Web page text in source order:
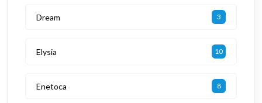
Dream 3
Elysia 10
Enetoca 8